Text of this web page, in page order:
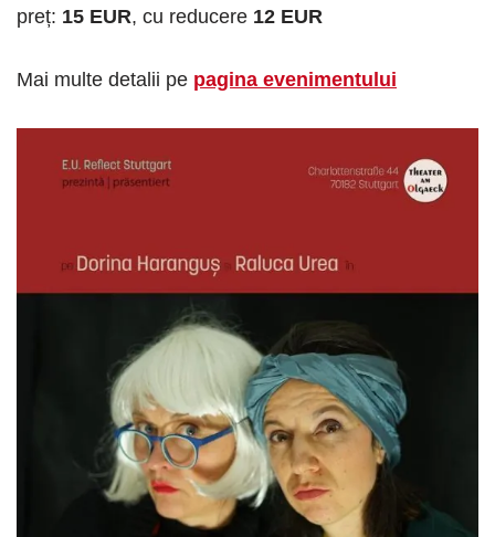
preț: 15 EUR, cu reducere 12 EUR
Mai multe detalii pe pagina evenimentului